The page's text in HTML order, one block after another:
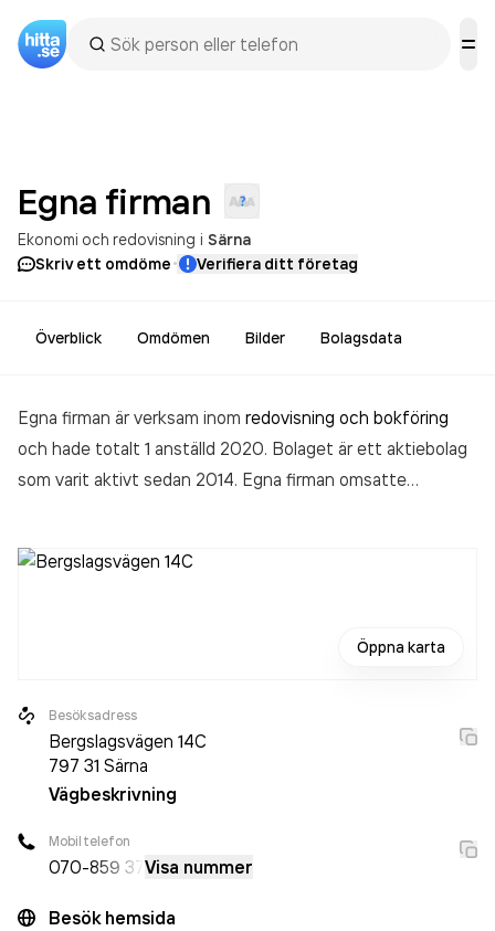
Egna firman
Ekonomi och redovisning i Särna
Skriv ett omdöme· Verifiera ditt företag
Överblick Omdömen Bilder Bolagsdata
Egna firman är verksam inom redovisning och bokföring
och hade totalt 1 anställd 2020. Bolaget är ett aktiebolag
som varit aktivt sedan 2014. Egna firman omsatte
Öppna karta
Besöksadress
Bergslagsvägen 14C
797 31 Särna
Vägbeskrivning
Mobiltelefon
070-859 37 Visa nummer
Besök hemsida